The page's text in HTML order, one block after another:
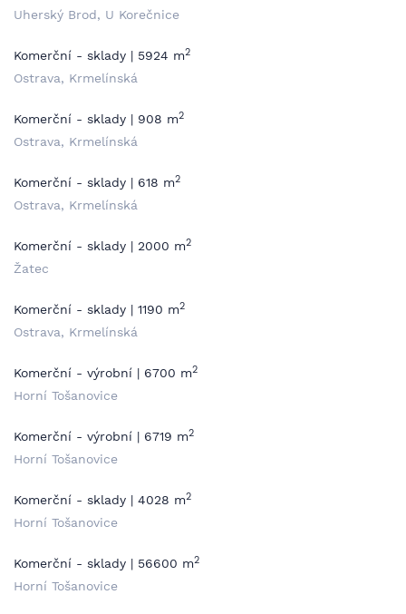
Uherský Brod, U Korečnice
Komerční - sklady | 5924 m2
Ostrava, Krmelínská
Komerční - sklady | 908 m2
Ostrava, Krmelínská
Komerční - sklady | 618 m2
Ostrava, Krmelínská
Komerční - sklady | 2000 m2
Žatec
Komerční - sklady | 1190 m2
Ostrava, Krmelínská
Komerční - výrobní | 6700 m2
Horní Tošanovice
Komerční - výrobní | 6719 m2
Horní Tošanovice
Komerční - sklady | 4028 m2
Horní Tošanovice
Komerční - sklady | 56600 m2
Horní Tošanovice